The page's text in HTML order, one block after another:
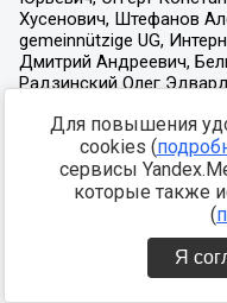
Для повышения
cookies (
сервисы
которые также
(
Я